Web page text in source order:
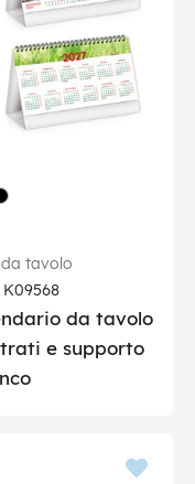
tavolo
K09568
da tavolo
e supporto